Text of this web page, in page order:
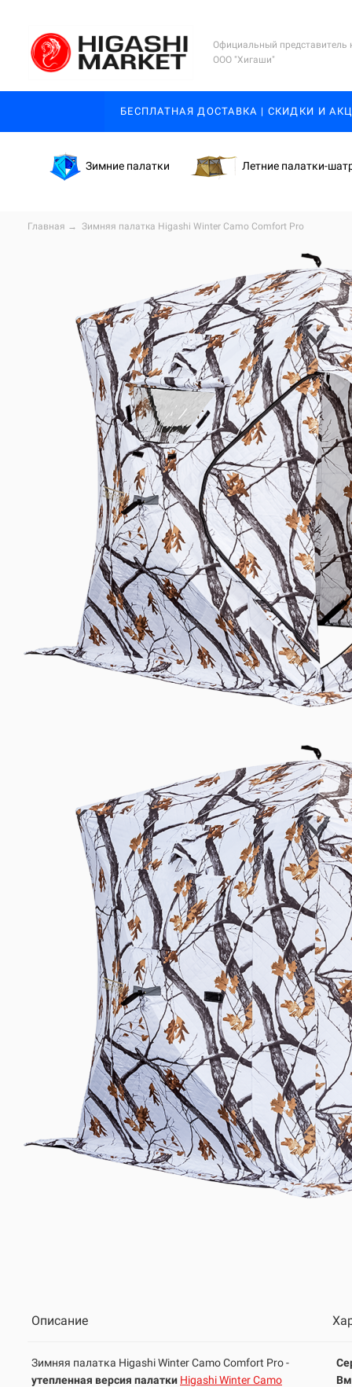
Официальный представитель
ООО "Хигаши"
БЕСПЛАТНАЯ ДОСТАВКА | СКИДКИ И
Зимние палатки Летние палатки-
Главная → Зимняя палатка Higashi Winter Camo Comfort Pro
Описание
Зимняя палатка Higashi Winter Camo Comfort Pro -
утепленная версия палатки Higashi Winter Camo